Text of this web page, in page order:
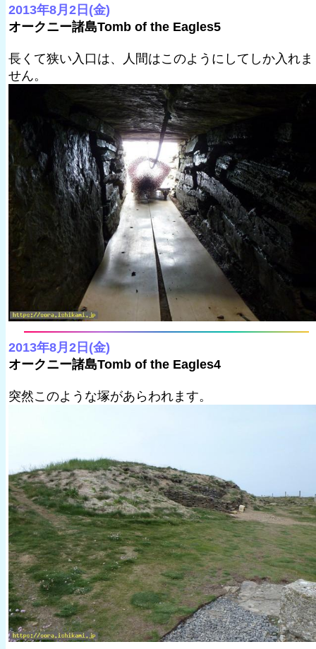
2013年8月2日(金)
オークニー諸島Tomb of the Eagles5
長くて狭い入口は、人間はこのようにしてしか入れま
せん。
2013年8月2日(金)
オークニー諸島Tomb of the Eagles4
突然このような塚があらわれます。